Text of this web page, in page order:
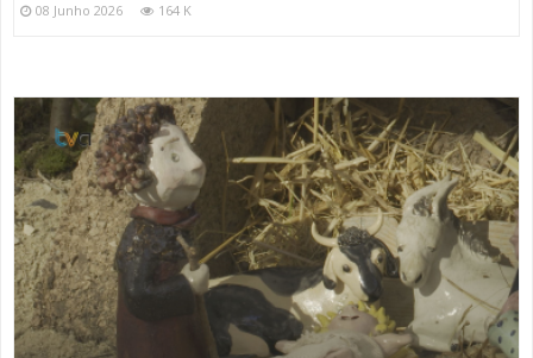
08 Junho 2026 164 K